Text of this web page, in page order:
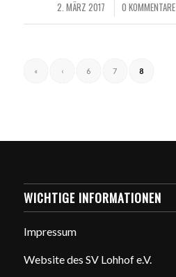
2. MÄRZ 2017
/ 0 KOMMENTARE
/
« ‹ 6 7 8
WICHTIGE INFORMATIONEN
Impressum
Website des SV Lohhof e.V.